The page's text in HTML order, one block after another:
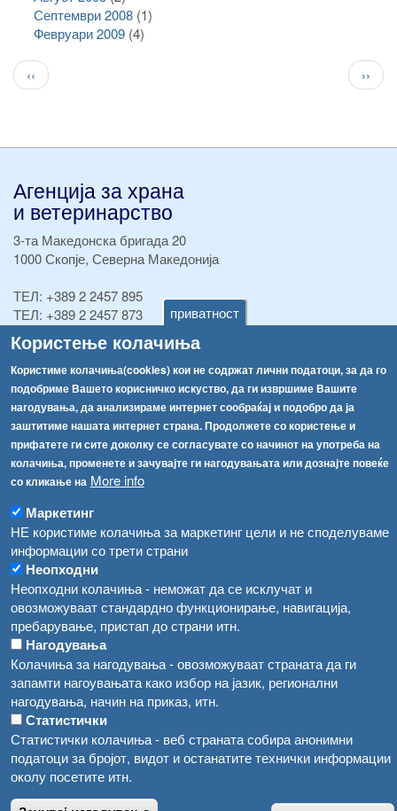
приватност
Користење колачиња
Користиме колачиња(cookies) кои не содржат лични податоци, за да го
подобриме Вашето корисничко искуство, да ги извршиме Вашите
нагодувања, да анализираме интернет сообраќај и подобро да ја
заштитиме нашата интернет страна. Продолжете со користење и
прифатете ги сите доколку се согласувате со начинот на употреба на
колачиња, променете и зачувајте ги нагодувањата или дознајте повеќе
со кликање на More info
Маркетинг
НЕ користиме колачиња за маркетинг цели и не споделуваме
информации со трети страни
Неопходни
Неопходни колачиња - неможат да се исклучат и
овозможуваат стандардно функционирање, навигација,
пребарување, пристап до страни итн.
Нагодувања
Колачиња за нагодувања - овозможуваат страната да ги
запамти нагоувањата како избор на јазик, регионални
нагодувања, начин на приказ, итн.
Статистички
Статистички колачиња - веб страната собира анонимни
податоци за бројот, видот и останатите технички информации
околу посетите итн.
Септември 2008(1)
Февруари 2009(4)
Pagination
Previous
page
‹‹ ››
Агенција за храна
и ветеринарство
3-та Македонска бригада 20
1000 Скопје, Северна Македонија
ТЕЛ: +389 2 2457 895
ТЕЛ: +389 2 2457 873
Факс:
Факс:+389 2 2457 871
info@fva.gov.mk
[АХВ-претходна страна]
Соопштенија
Република Бугарија ги засили официјалните контроли при увоз на свежо овошје и зеленчук
Високите температури ризик од труење со храна, опасни се и за животните
Водата во Гостивар може да се користи како техничка, продолжува испораката на флаширана вода
Во Гостивар спроведени 70 вонредни контроли
Забраната за водата во Гостивар останува на сила, операторите да користат само технички безбедна вода
Навигација
Архива
Регистри
Забрани